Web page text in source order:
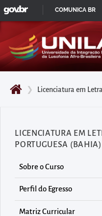
Pular
para
início
do
principal
Acessar
diretamente
o
menu
principal
Acessar
❯ Licenciatura em
LICENCIATURA EM
PORTUGUESA (BAHIA)
Sobre o Curso
Perfil do Egresso
Matriz Curricular
GOVBR
COMUNICA BR